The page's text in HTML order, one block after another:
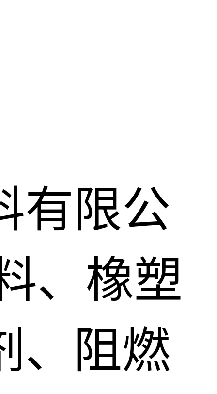
有限公
、橡塑
、阻燃